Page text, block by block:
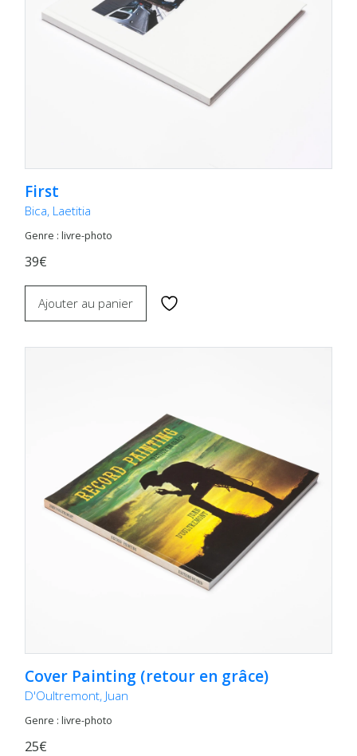
First
Bica, Laetitia
Genre : livre-photo
39€
Ajouter au panier
Cover Painting (retour en grâce)
D'Oultremont, Juan
Genre : livre-photo
25€